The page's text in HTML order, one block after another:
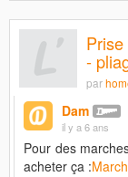
-
par
Dam
il y a 6 ans
Pour des
acheter ça :